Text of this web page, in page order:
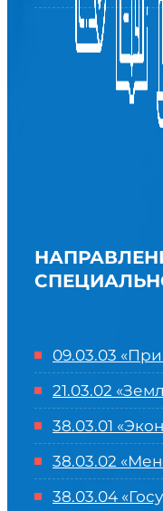
09.03.03
21.03.02
38.03.01
38.03.02
38.03.04